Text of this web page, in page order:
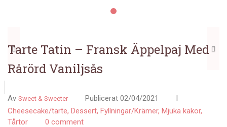
Tarte Tatin – Fransk Äppelpaj Med
Rårörd Vaniljsås
Av Sweet & Sweeter Publicerat 02/04/2021
I
Cheesecake/tarte Dessert Fyllningar/Krämer Mjuka kakor
Tårtor
0 comment